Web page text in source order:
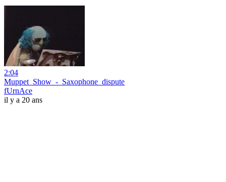
2:04
Muppet_Show_-_Saxophone_dispute
fUrnAce
il y a 20 ans